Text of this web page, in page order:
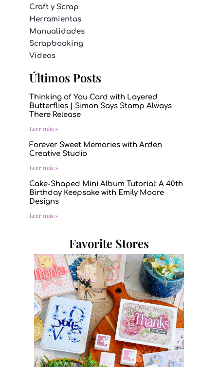
Craft y Scrap
Herramientas
Manualidades
Scrapbooking
Videos
Últimos Posts
Thinking of You Card with Layered
Butterflies | Simon Says Stamp Always
There Release
Leer más »
Forever Sweet Memories with Arden
Creative Studio
Leer más »
Cake-Shaped Mini Album Tutorial: A 40th
Birthday Keepsake with Emily Moore
Designs
Leer más »
Favorite Stores